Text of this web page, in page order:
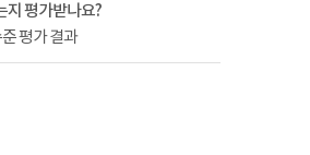
지 평가받나요?
평가 결과